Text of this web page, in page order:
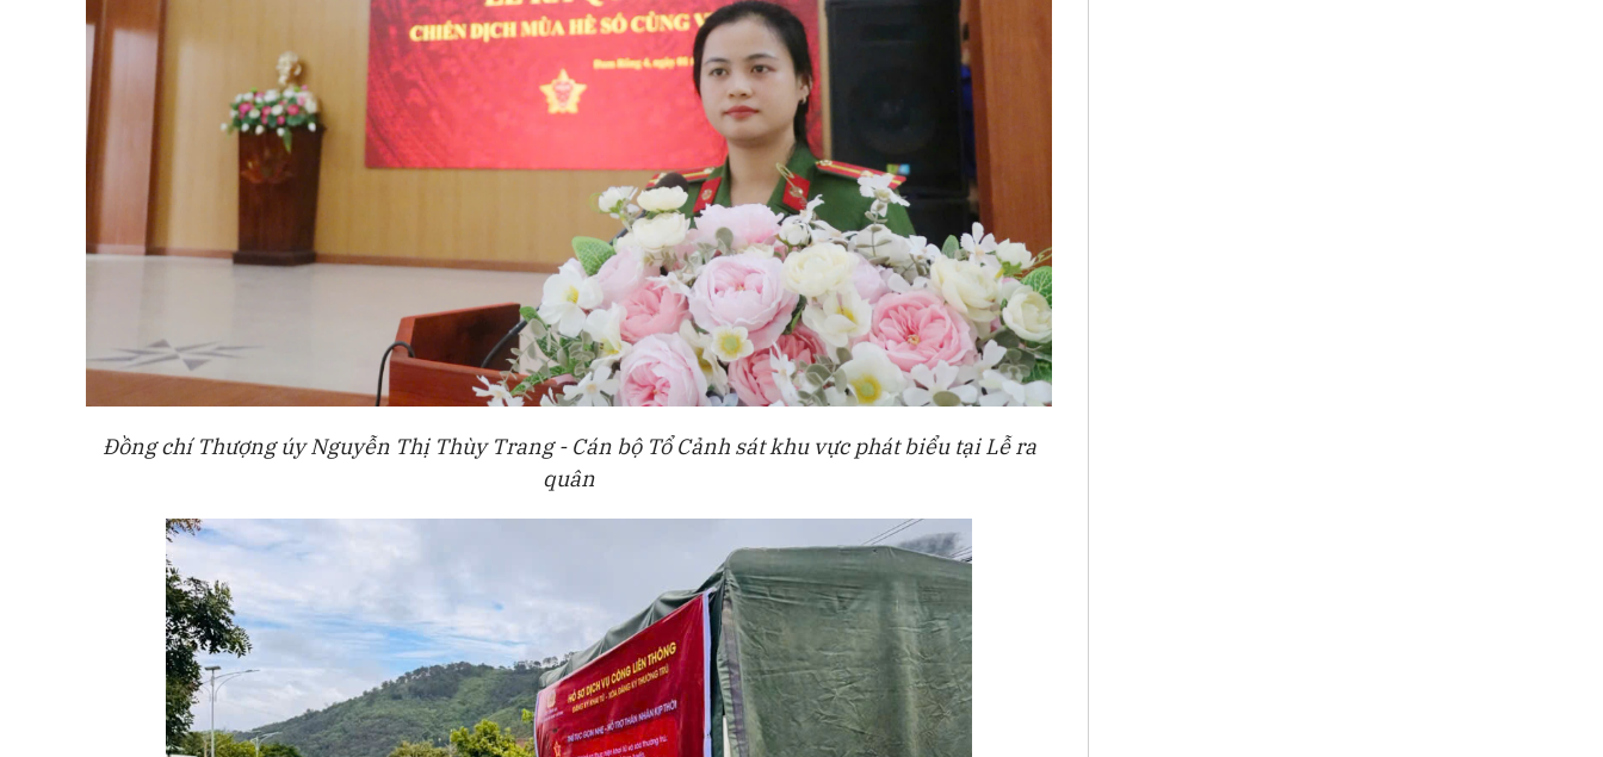
Đồng chí Thượng úy Nguyễn Thị Thùy Trang - Cán bộ Tổ Cảnh sát khu vực phát biểu tại Lễ ra
quân